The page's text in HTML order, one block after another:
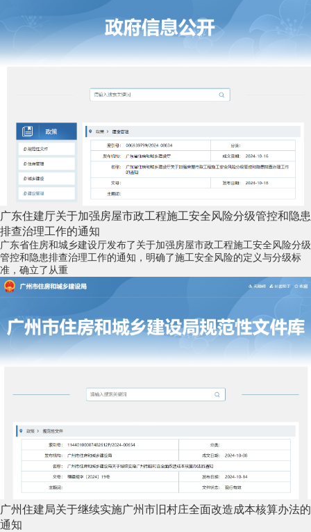
广东住建厅关于加强房屋市政工程施工安全风险分级管控和隐患
排查治理工作的通知
广东省住房和城乡建设厅发布了关于加强房屋市政工程施工安全风险分级
管控和隐患排查治理工作的通知，明确了施工安全风险的定义与分级标
准，确立了从重
广州住建局关于继续实施广州市旧村庄全面改造成本核算办法的
通知